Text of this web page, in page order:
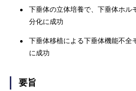
下垂体の立体培養で、下垂体ホル
分化に成功
下垂体移植による下垂体機能不全
に成功
要旨